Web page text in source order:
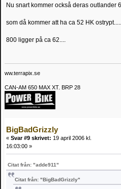
Nu snart kommer också deras outlander
som då kommer att ha ca 52 HK
800 ligger på ca 62....
ww.terrapix.se
CAN-AM 650 MAX XT. BRP 28
BigBadGrizzly
« Svar #9 skrivet: 19 april 2006 kl.
16:03:00 »
Citat från: "adde911"
Citat från: "BigBadGrizzly"